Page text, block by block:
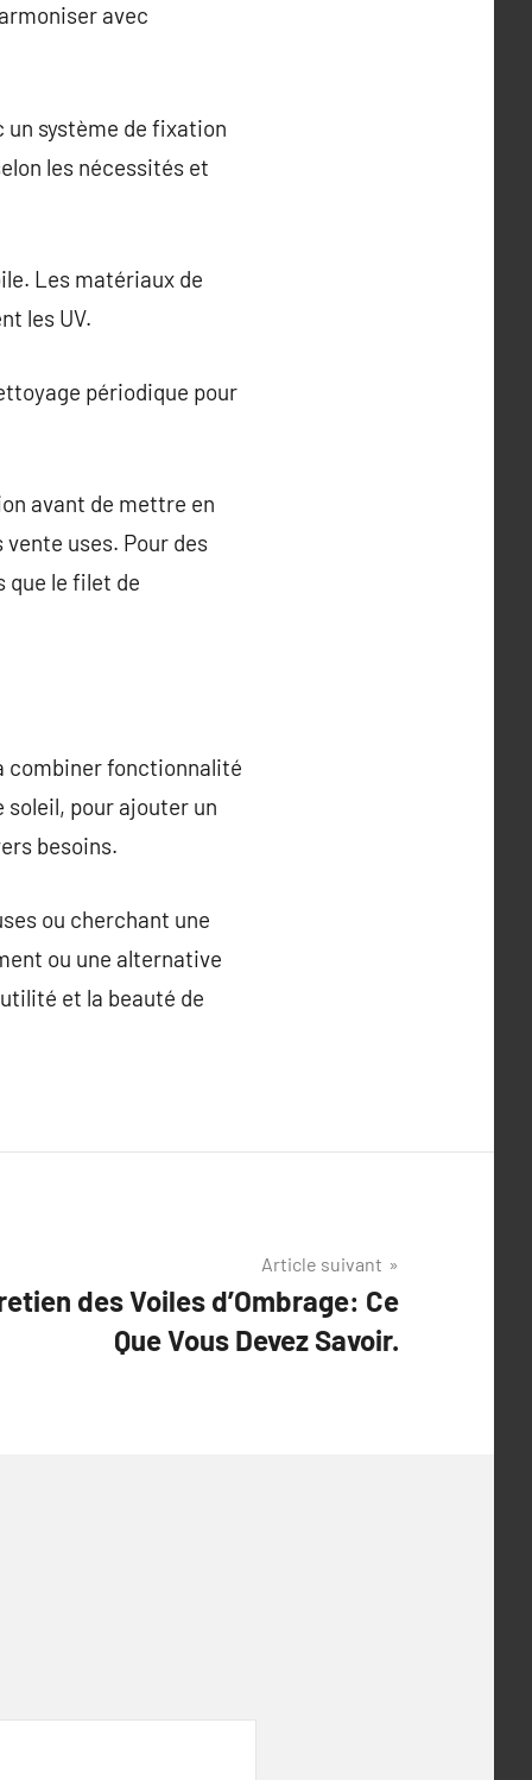
avec
un système de fixation
les nécessités et
Les matériaux de
les UV.
périodique pour
avant de mettre en
uses. Pour des
que le filet de
combiner fonctionnalité
pour ajouter un
besoins.
ou cherchant une
ou une alternative
et la beauté de
Article suivant
des Voiles d’Ombrage: Ce
Que Vous Devez Savoir.